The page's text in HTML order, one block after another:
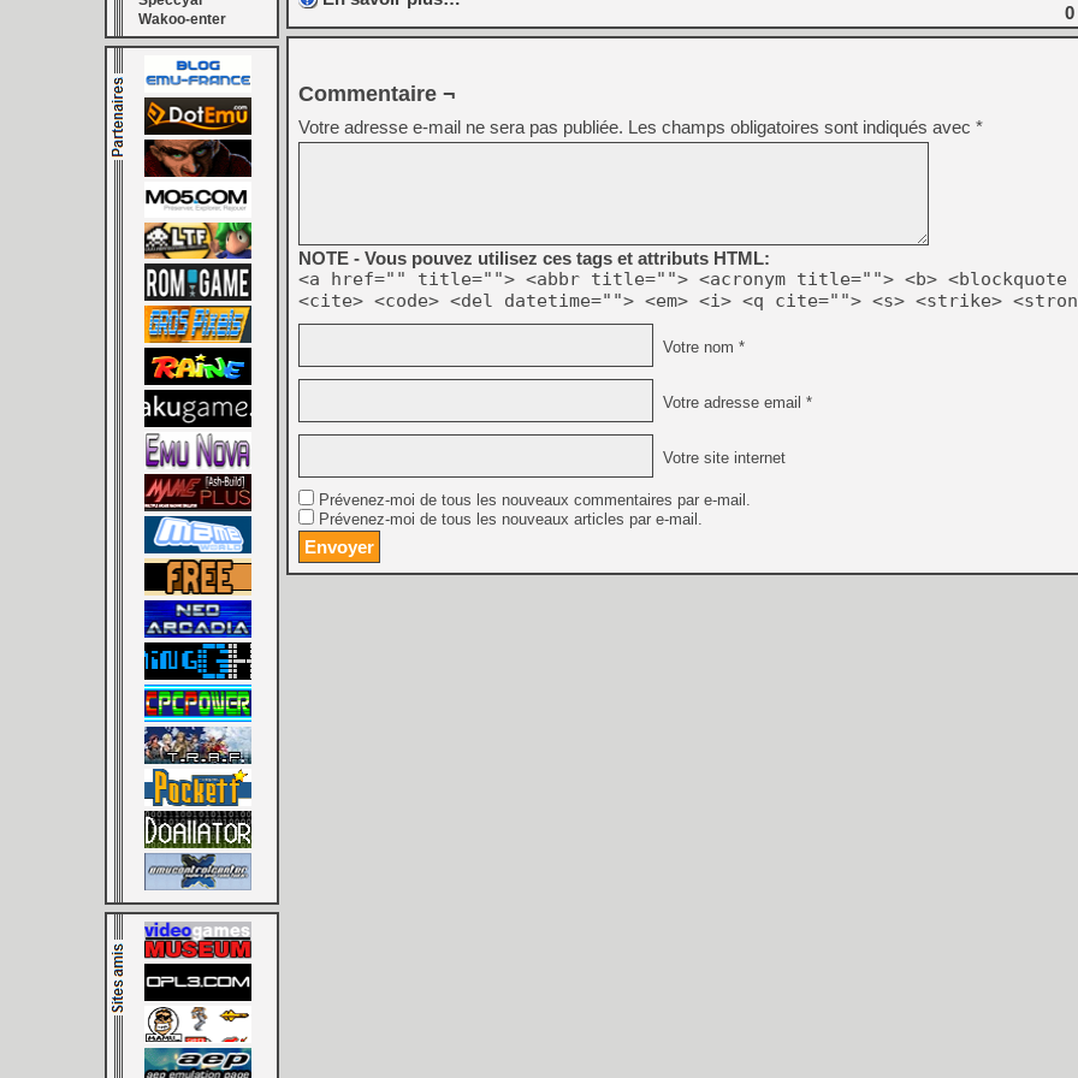
[Mo5] DOOM arrive en
[GK] Bethesda fête les 30
[GK] Roblox : l'action en
[GK] Agenda - GeForce
[LS] [PS5] ps5-y2jb-
[GK] Pourquoi Marvel
[GK] Test : Restory : Chill
[GK] GTA 6 : Rockstar
[GK] Hot Wheels Infinite
[GK] Mémoire cash -
[GK] Résultats Nintendo :
[GK] Dans ce jeu de
Wakoo-enter
0
Commentaire ¬
Votre adresse e-mail ne sera pas publiée. Les champs obligatoires sont indiqués avec *
NOTE - Vous pouvez utilisez ces tags et attributs HTML:
<a href="" title=""> <abbr title=""> <acronym title=""> <b> <blockquote
<cite> <code> <del datetime=""> <em> <i> <q cite=""> <s> <strike>
Votre nom *
Votre adresse email *
Votre site internet
Prévenez-moi de tous les nouveaux commentaires par e-mail.
Prévenez-moi de tous les nouveaux articles par e-mail.